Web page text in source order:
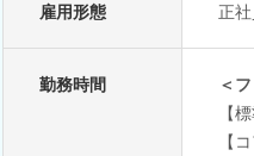
雇用形態 正
勤務時間
＜
【
【